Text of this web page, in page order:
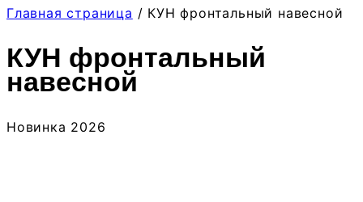
Главная страница / КУН фронтальный навесной
КУН фронтальный
навесной
Новинка 2026